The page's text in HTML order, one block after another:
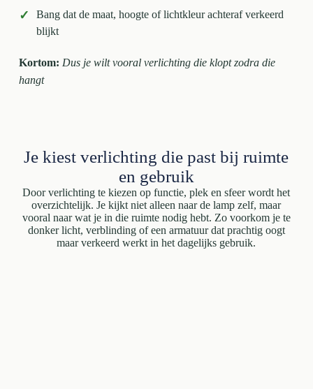
✓
Bang dat de maat, hoogte of lichtkleur achteraf verkeerd
blijkt
Kortom: Dus je wilt vooral verlichting die klopt zodra die
hangt
Je kiest verlichting die past bij ruimte
en gebruik
Door verlichting te kiezen op functie, plek en sfeer wordt het
overzichtelijk. Je kijkt niet alleen naar de lamp zelf, maar
vooral naar wat je in die ruimte nodig hebt. Zo voorkom je te
donker licht, verblinding of een armatuur dat prachtig oogt
maar verkeerd werkt in het dagelijks gebruik.